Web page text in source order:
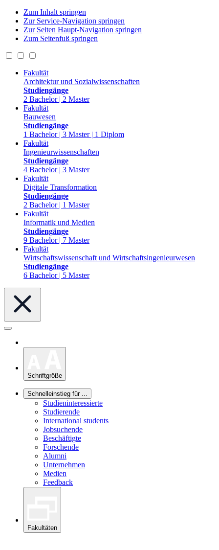
Zum Inhalt springen
Zur Service-Navigation springen
Zur Seiten Haupt-Navigation springen
Zum Seitenfuß springen
Fakultät
Architektur und Sozialwissenschaften
Studiengänge
2 Bachelor | 2 Master
Fakultät
Bauwesen
Studiengänge
1 Bachelor | 3 Master | 1 Diplom
Fakultät
Ingenieurwissenschaften
Studiengänge
4 Bachelor | 3 Master
Fakultät
Digitale Transformation
Studiengänge
2 Bachelor | 1 Master
Fakultät
Informatik und Medien
Studiengänge
9 Bachelor | 7 Master
Fakultät
Wirtschaftswissenschaft und Wirtschaftsingenieurwesen
Studiengänge
6 Bachelor | 5 Master
Schriftgröße
Schnelleinstieg für ...
Studieninteressierte
Studierende
International students
Jobsuchende
Beschäftigte
Forschende
Alumni
Unternehmen
Medien
Feedback
Fakultäten